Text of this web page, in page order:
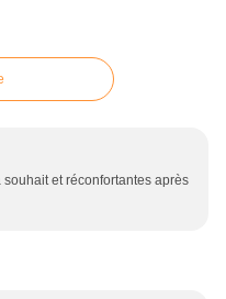
et réconfortantes après